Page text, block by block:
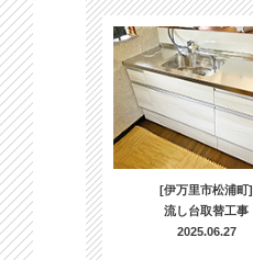
[伊万里市松浦町]
流し台取替工事
2025.06.27